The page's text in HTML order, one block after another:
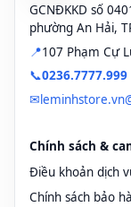
GCNĐKKD số
phường An Hải,
📍107 Phạm Cự
📞0236.7777.999
✉
Chính sách &
Điều khoản dịch
Chính sách bảo